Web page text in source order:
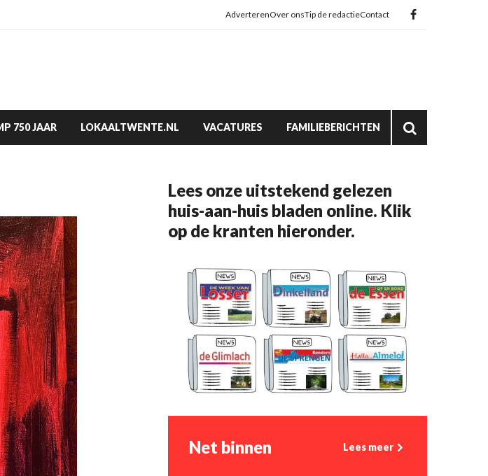
AdverterenOver onsTip de redactieContact
750 JAAR LOKAALTWENTE.NL VACATURES FAMILIEBERICHTEN
Lees onze uitstekend gelezen
huis-aan-huis bladen online. Klik
op de kranten hieronder.
Net binnen Lees meer